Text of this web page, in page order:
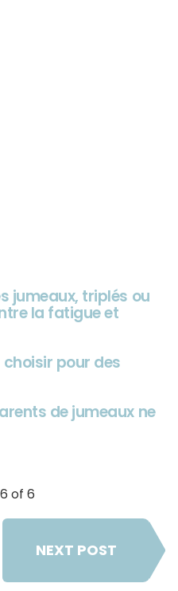
jumeaux, triplés ou
la fatigue et
pour des
de jumeaux ne
of 6
NEXT POST